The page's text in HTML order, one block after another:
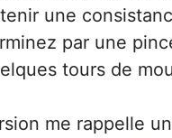
une
par une
tours de
me rappelle